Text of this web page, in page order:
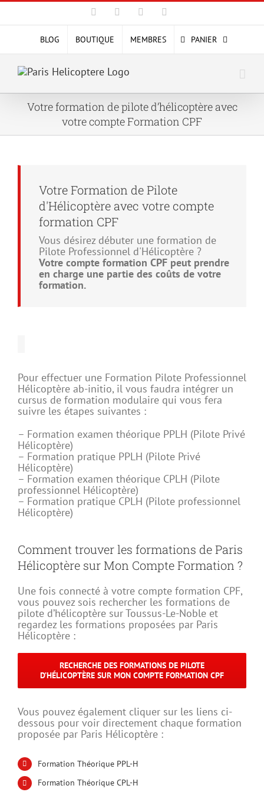
Passer
contenu
Facebook YouTube
BLOG BOUTIQUE MEMBRES PANIER
Votre formation de pilote d’hélicoptère avec
votre compte Formation CPF
Votre Formation de Pilote
d'Hélicoptère avec votre compte
formation CPF
Vous désirez débuter une formation de
Pilote Professionnel d'Hélicoptère ?
Votre compte formation CPF peut prendre
en charge une partie des coûts de votre
formation.
Pour effectuer une Formation Pilote Professionnel
Hélicoptère ab-initio, il vous faudra intégrer un
cursus de formation modulaire qui vous fera
suivre les étapes suivantes :
– Formation examen théorique PPLH (Pilote Privé
Hélicoptère)
– Formation pratique PPLH (Pilote Privé
Hélicoptère)
– Formation examen théorique CPLH (Pilote
professionnel Hélicoptère)
– Formation pratique CPLH (Pilote professionnel
Hélicoptère)
Comment trouver les formations de Paris
Hélicoptère sur Mon Compte Formation ?
Une fois connecté à votre compte formation CPF,
vous pouvez sois rechercher les formations de
pilote d’hélicoptère sur Toussus-Le-Noble et
regardez les formations proposées par Paris
Hélicoptère :
RECHERCHE DES FORMATIONS DE PILOTE
D’HÉLICOPTÈRE SUR MON COMPTE FORMATION CPF
Vous pouvez également cliquer sur les liens ci-
dessous pour voir directement chaque formation
proposée par Paris Hélicoptère :
Formation Théorique PPL-H
Formation Théorique CPL-H